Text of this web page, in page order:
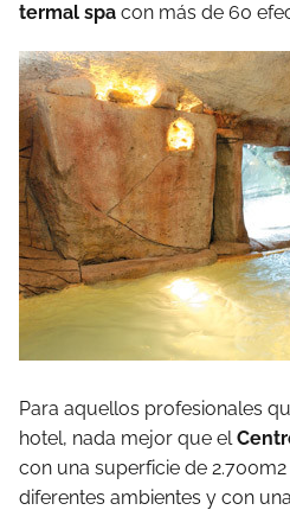
termal spa con más de 60
Para aquellos profesionales
hotel, nada mejor que el
con una superficie de
diferentes ambientes y con